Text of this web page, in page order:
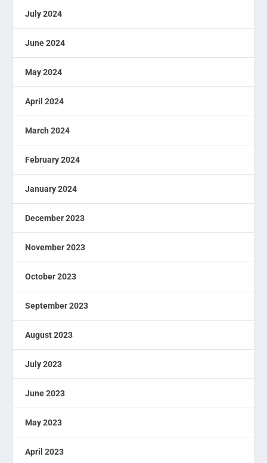
July 2024
June 2024
May 2024
April 2024
March 2024
February 2024
January 2024
December 2023
November 2023
October 2023
September 2023
August 2023
July 2023
June 2023
May 2023
April 2023